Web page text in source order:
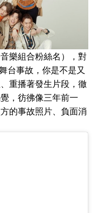
樂組合粉絲名），對
台事故，你是不是又
重播著發生片段，徹
，彷彿像三年前一
的事故照片、負面消